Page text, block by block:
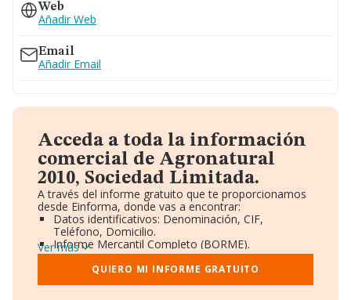
Web
Añadir Web
Email
Añadir Email
Acceda a toda la información
comercial de Agronatural
2010, Sociedad Limitada.
A través del informe gratuito que te proporcionamos
desde Einforma, donde vas a encontrar:
Datos identificativos: Denominación, CIF,
Teléfono, Domicilio.
Informe Mercantil Completo (BORME).
Gráficos de Evolución Ventas y Empleados.
Consejo de Administración y Administradores.
Directivos y Ejecutivos.
Ver más
QUIERO MI INFORME GRATUITO